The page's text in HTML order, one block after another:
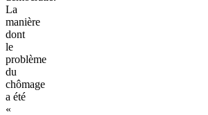
La
manière
dont
le
problème
du
chômage
a été
«